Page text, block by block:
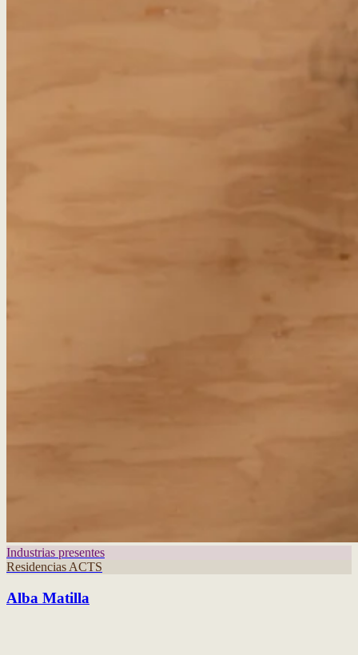
Industrias presentes
Residencias ACTS
Alba Matilla